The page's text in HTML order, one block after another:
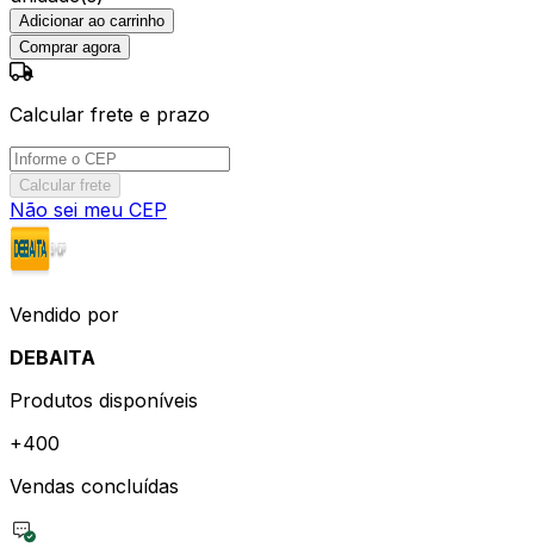
Adicionar ao carrinho
Comprar agora
Calcular frete e prazo
Calcular frete
Não sei meu CEP
Vendido por
DEBAITA
Produtos disponíveis
+400
Vendas concluídas